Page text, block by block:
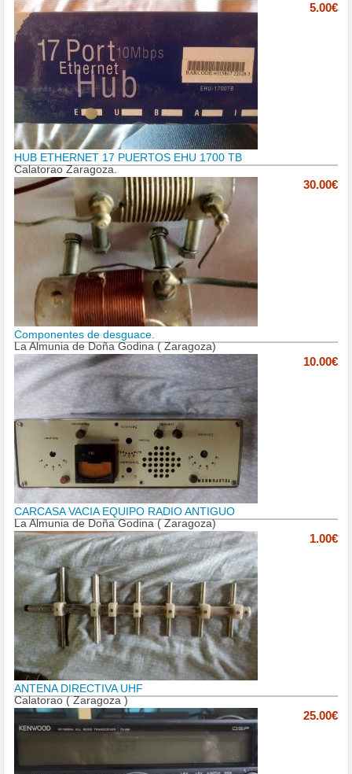
5.00€
HUB ETHERNET 17 PUERTOS EHU 1700 TB
Calatorao Zaragoza.
30.00€
Componentes de desguace.
La Almunia de Doña Godina ( Zaragoza)
10.00€
CARCASA VACIA EQUIPO RADIO ANTIGUO
La Almunia de Doña Godina ( Zaragoza)
1.00€
ANTENA DIRECTIVA UHF
Calatorao ( Zaragoza )
25.00€